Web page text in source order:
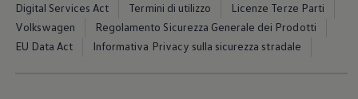
Accessori per la ricarica
Calcolo percorso
Connettività e Sicurezza
Digital Services Act
Termini di utilizzo
Licenze Terze Parti
Volkswagen
Regolamento Sicurezza Generale dei Prodotti
EU Data Act
Informativa Privacy sulla sicurezza stradale